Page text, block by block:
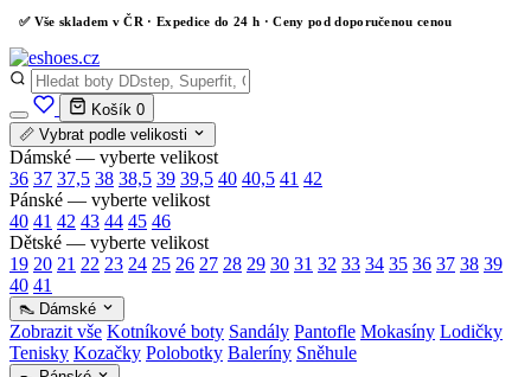
✅ Vše skladem v ČR · Expedice do 24 h · Ceny pod doporučenou cenou
Košík 0
📏 Vybrat podle velikosti
Dámské — vyberte velikost
36 37 37,5 38 38,5 39 39,5 40 40,5 41 42
Pánské — vyberte velikost
40 41 42 43 44 45 46
Dětské — vyberte velikost
19 20 21 22 23 24 25 26 27 28 29 30 31 32 33 34 35 36 37 38 39
40 41
👠 Dámské
Zobrazit vše Kotníkové boty Sandály Pantofle Mokasíny Lodičky
Tenisky Kozačky Polobotky Baleríny Sněhule